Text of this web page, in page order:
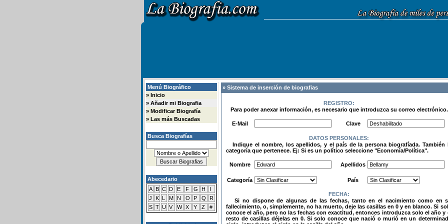
Menú Biográfico
» Inicio
» Añadir mi Biografia
» Modificar Biografía
» Las más Buscadas
Busca Biografías
Abecedario
A B C D E F G H
I
J
K L M N O P Q
R
S T U V W X Y Z #
» Sistema de inserción de biografias
REGISTRO:
Para poder anexar información, es necesario que introduzca su correo electrónico.
E-Mail
Clave
DATOS PERSONALES:
Indique el nombre, los apellidos, y el país de la persona biografíada. También
categoría que pertenece. Ej: Si es un político seleccione "Economía/Política".
Nombre
Apellidos
Categoría País
FECHA:
Si no dispone de algunas de las fechas, tanto en el nacimiento como en
fallecimiento, o, simplemente, no ha muerto, deje las casillas en 0 y en blanco. Si
conoce el año, pero no las fechas con exactitud, entonces introduzca solo el año y
resto de casillas déjelas en 0. Si solo conoce que nació o murió en un